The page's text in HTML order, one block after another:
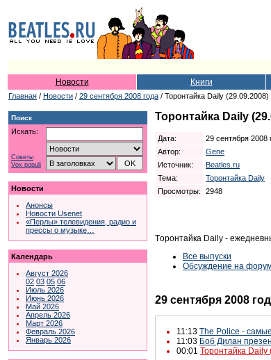
Новости Книги
Главная / Новости / 29 сентября 2008 года / Торонтайка Daily (29.09.2008)
Поиск
Искать:
Советы
Vox populi
Новости
Анонсы
Новости Usenet
«Перлы» телевидения, радио и
прессы о музыке…
Календарь
Август 2026
02 03 05 06
Июль 2026
Июнь 2026
Май 2026
Апрель 2026
Март 2026
Февраль 2026
Январь 2026
Торонтайка Daily
Дата:
29 сентября 2008
Автор:
Gene
Источник:
Beatles.ru
Тема:
Торонтайка Daily
Просмотры:
2948
Tоронтайка Daily -
Все выпуски
Обсуждение на
29 сентября 2008
11:13 The Police -
11:03 Боб Дилан
00:01 Торонтайка Daily